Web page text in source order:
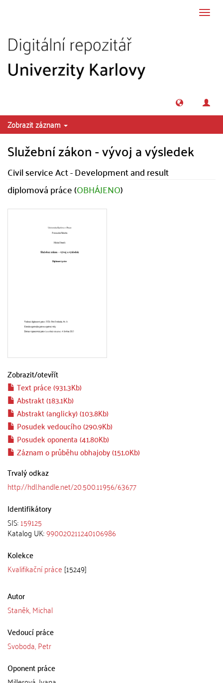
Zobrazit záznam
Služební zákon - vývoj a výsledek
Civil service Act - Development and result
diplomová práce (OBHÁJENO)
Zobrazit/otevřít
Text práce (931.3Kb)
Abstrakt (183.1Kb)
Abstrakt (anglicky) (103.8Kb)
Posudek vedoucího (290.9Kb)
Posudek oponenta (41.80Kb)
Záznam o průběhu obhajoby (151.0Kb)
Trvalý odkaz
http://hdl.handle.net/20.500.11956/63677
Identifikátory
SIS:159125
Katalog UK:990020211240106986
Kolekce
Kvalifikační práce [15249]
Autor
Staněk, Michal
Vedoucí práce
Svoboda, Petr
Oponent práce